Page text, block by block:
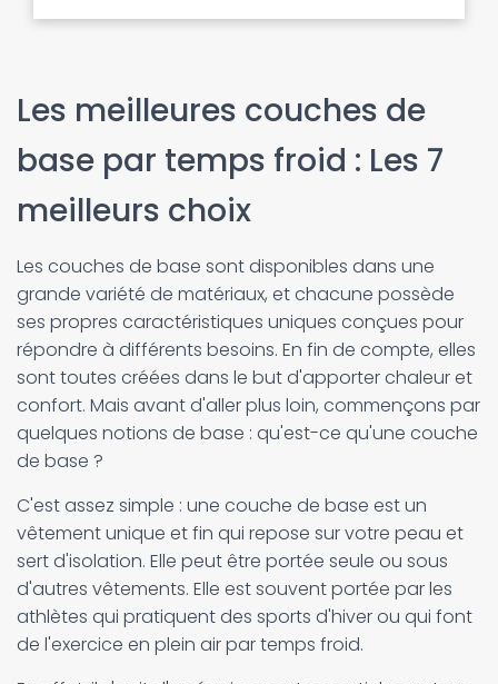
Les meilleures couches de
base par temps froid : Les 7
meilleurs choix
Les couches de base sont disponibles dans une
grande variété de matériaux, et chacune possède
ses propres caractéristiques uniques conçues pour
répondre à différents besoins. En fin de compte, elles
sont toutes créées dans le but d'apporter chaleur et
confort. Mais avant d'aller plus loin, commençons par
quelques notions de base : qu'est-ce qu'une couche
de base ?
C'est assez simple : une couche de base est un
vêtement unique et fin qui repose sur votre peau et
sert d'isolation. Elle peut être portée seule ou sous
d'autres vêtements. Elle est souvent portée par les
athlètes qui pratiquent des sports d'hiver ou qui font
de l'exercice en plein air par temps froid.